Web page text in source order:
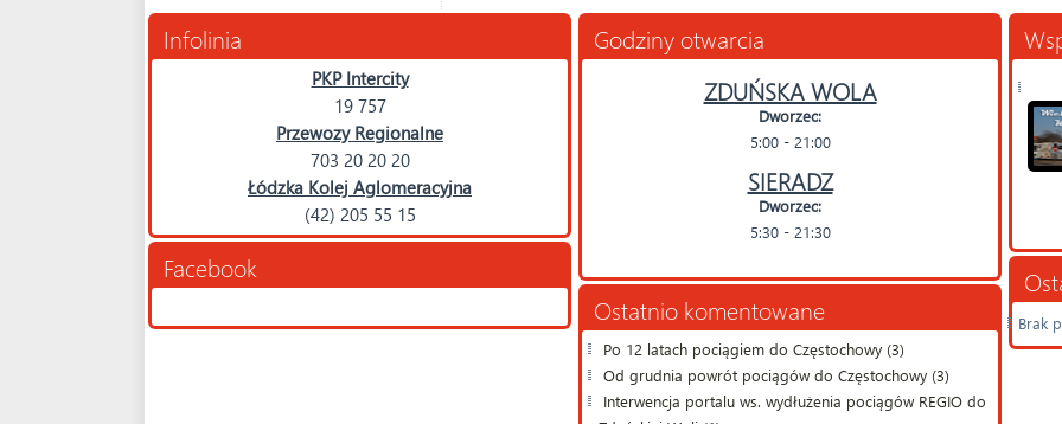
Infolinia
PKP Intercity
19 757
Przewozy Regionalne
703 20 20 20
Łódzka Kolej Aglomeracyjna
(42) 205 55 15
Facebook
Godziny otwarcia
ZDUŃSKA WOLA
Dworzec:
5:00 - 21:00
SIERADZ
Dworzec:
5:30 - 21:30
Ostatnio komentowane
Po 12 latach pociągiem do Częstochowy (3)
Od grudnia powrót pociągów do Częstochowy (3)
Interwencja portalu ws. wydłużenia pociągów REGIO do
Brak